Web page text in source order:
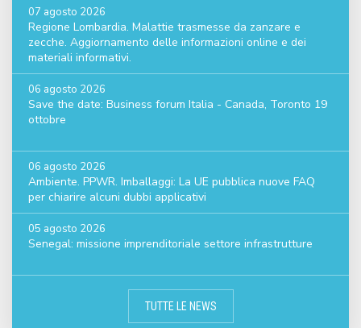
07 agosto 2026
Regione Lombardia. Malattie trasmesse da zanzare e
zecche. Aggiornamento delle informazioni online e dei
materiali informativi.
06 agosto 2026
Save the date: Business forum Italia - Canada, Toronto 19
ottobre
06 agosto 2026
Ambiente. PPWR. Imballaggi: La UE pubblica nuove FAQ
per chiarire alcuni dubbi applicativi
05 agosto 2026
Senegal: missione imprenditoriale settore infrastrutture
TUTTE LE NEWS